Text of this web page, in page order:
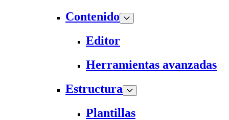
Contenido
Editor
Herramientas avanzadas
Estructura
Plantillas